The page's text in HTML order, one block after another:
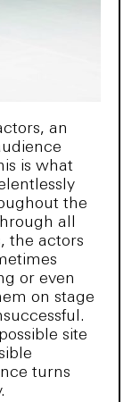
an
is what
the
all
the actors
or even
on stage
site
turns